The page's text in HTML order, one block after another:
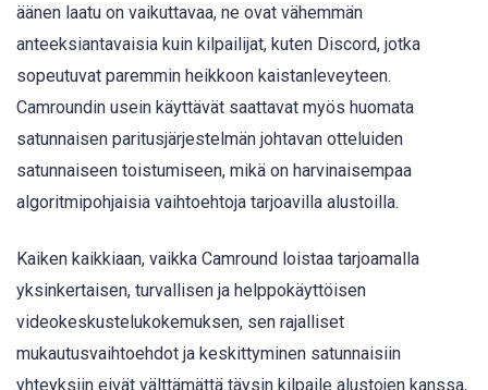
äänen laatu on vaikuttavaa, ne ovat vähemmän
anteeksiantavaisia kuin kilpailijat, kuten Discord, jotka
sopeutuvat paremmin heikkoon kaistanleveyteen.
Camroundin usein käyttävät saattavat myös huomata
satunnaisen paritusjärjestelmän johtavan otteluiden
satunnaiseen toistumiseen, mikä on harvinaisempaa
algoritmipohjaisia vaihtoehtoja tarjoavilla alustoilla.
Kaiken kaikkiaan, vaikka Camround loistaa tarjoamalla
yksinkertaisen, turvallisen ja helppokäyttöisen
videokeskustelukokemuksen, sen rajalliset
mukautusvaihtoehdot ja keskittyminen satunnaisiin
yhteyksiin eivät välttämättä täysin kilpaile alustojen kanssa,